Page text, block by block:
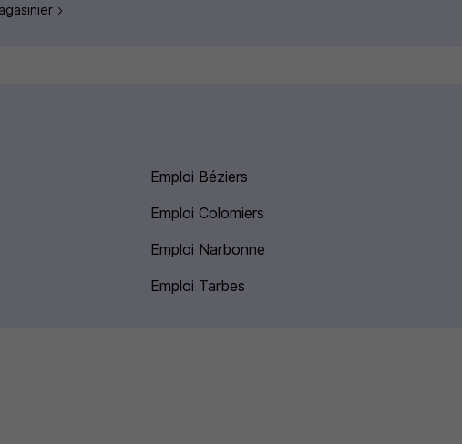
Emploi Béziers
Emploi Colomiers
Emploi Narbonne
Emploi Tarbes